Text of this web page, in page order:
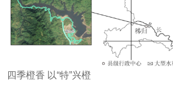
四季橙香 以“特”兴橙